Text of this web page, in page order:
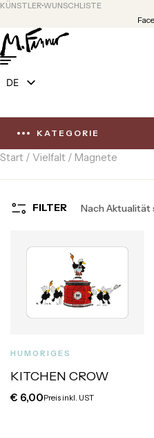
KÜNSTLER WUNSCHLISTE
DE
KATEGORIE
Start / Vielfalt / Magnete
FILTER Nach
HUMORIGES
KITCHEN CROW
€ 6,00Preis inkl. UST